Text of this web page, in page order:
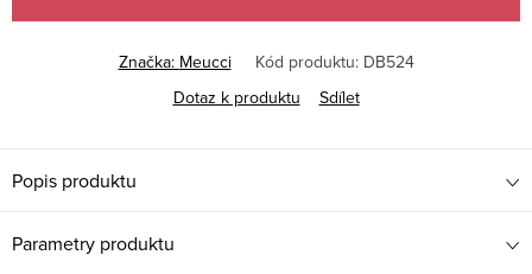
Značka: Meucci Kód produktu: DB524
Dotaz k produktu
Sdílet
Popis produktu
Parametry produktu